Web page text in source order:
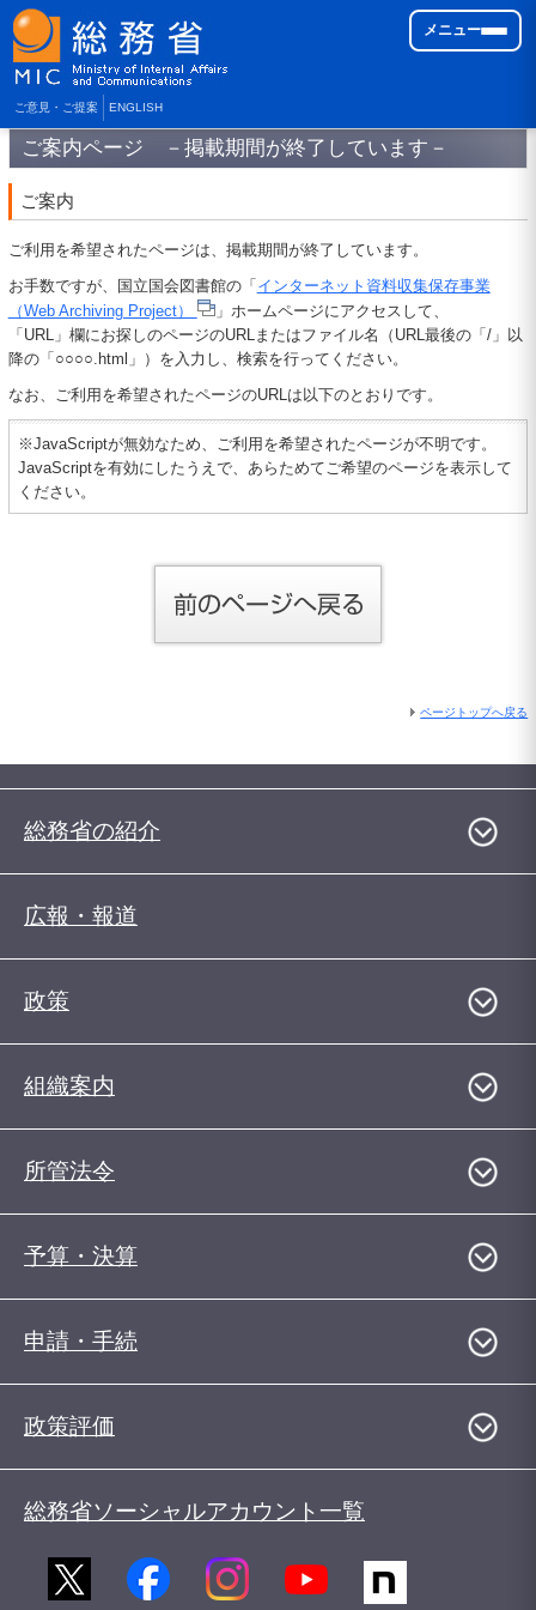
ご意見・ご提案 ENGLISH
メニュー
ご案内ページ －掲載期間が終了しています－
ご案内
ご利用を希望されたページは、掲載期間が終了しています。
お手数ですが、国立国会図書館の「 インターネット資料収集保存事業
（Web Archiving Project）
」ホームページにアクセスして、
「URL」欄にお探しのページのURLまたはファイル名（URL最後の「/」以
降の「○○○○.html」）を入力し、検索を行ってください。
なお、ご利用を希望されたページのURLは以下のとおりです。
※JavaScriptが無効なため、ご利用を希望されたページが不明です。
JavaScriptを有効にしたうえで、あらためてご希望のページを表示して
ください。
ページトップへ戻る
総務省の紹介
広報・報道
政策
組織案内
所管法令
予算・決算
申請・手続
政策評価
総務省ソーシャルアカウント一覧